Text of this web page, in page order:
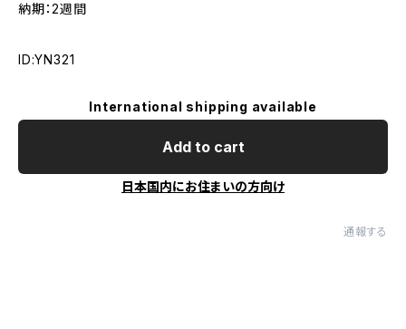
納期：2週間
ID:YN321
International shipping available
Add to cart
日本国内にお住まいの方向け
通報する